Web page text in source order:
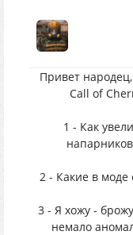
Привет
Call of
1 - Как
2 - Какие в моде
3 - Я хожу -
немало